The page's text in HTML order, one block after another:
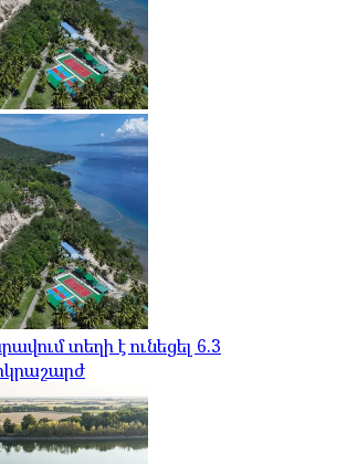
տեղի է ունեցել 6.3